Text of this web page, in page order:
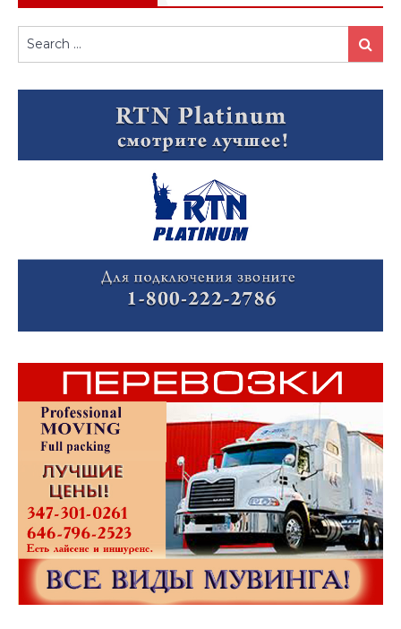
Search
for:
Search